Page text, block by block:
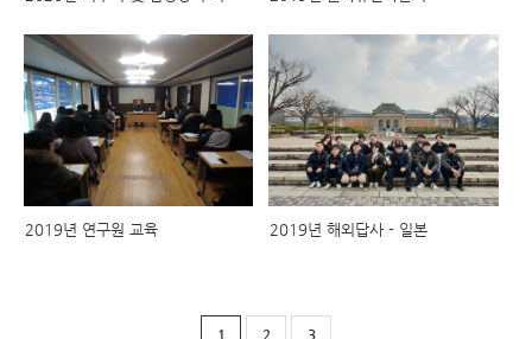
2019년 연구원 교육 2019년 해외답사 - 일본
1 2 3